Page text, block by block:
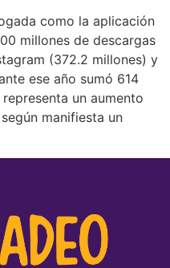
como la aplicación
millones de descargas
(372.2 millones) y
ese año sumó 614
un aumento
manifiesta un